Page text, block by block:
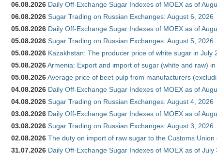
06.08.2026 Daily Off-Exchange Sugar Indexes of MOEX as of
06.08.2026 Sugar Trading on Russian Exchanges: August 6, 2026
05.08.2026 Daily Off-Exchange Sugar Indexes of MOEX as of
05.08.2026 Sugar Trading on Russian Exchanges: August 5, 2026
05.08.2026 Kazakhstan: The producer price of white sugar in July
05.08.2026Armenia: Export and import of sugar (white and raw)
05.08.2026Average price of beet pulp from manufacturers
04.08.2026 Daily Off-Exchange Sugar Indexes of MOEX as of
04.08.2026 Sugar Trading on Russian Exchanges: August 4, 2026
03.08.2026 Daily Off-Exchange Sugar Indexes of MOEX as of
03.08.2026 Sugar Trading on Russian Exchanges: August 3, 2026
02.08.2026 The duty on import of raw sugar to the Customs
31.07.2026 Daily Off-Exchange Sugar Indexes of MOEX as of July